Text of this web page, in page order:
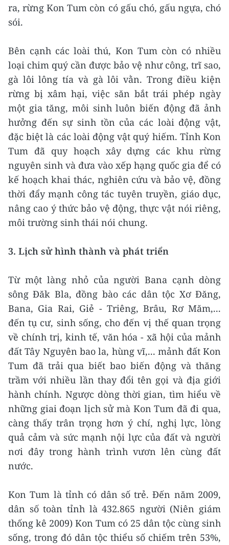
ra, rừng Kon Tum còn có gấu chó, gấu ngựa, chó
sói.
Bên cạnh các loài thú, Kon Tum còn có nhiều
loại chim quý cần được bảo vệ như công, trĩ sao,
gà lôi lông tía và gà lôi vằn. Trong điều kiện
rừng bị xâm hại, việc săn bắt trái phép ngày
một gia tăng, môi sinh luôn biến động đã ảnh
hưởng đến sự sinh tồn của các loài động vật,
đặc biệt là các loài động vật quý hiếm. Tỉnh Kon
Tum đã quy hoạch xây dựng các khu rừng
nguyên sinh và đưa vào xếp hạng quốc gia để có
kế hoạch khai thác, nghiên cứu và bảo vệ, đồng
thời đẩy mạnh công tác tuyên truyền, giáo dục,
nâng cao ý thức bảo vệ động, thực vật nói riêng,
môi trường sinh thái nói chung.
3. Lịch sử hình thành và phát triển
Từ một làng nhỏ của người Bana cạnh dòng
sông Đăk Bla, đồng bào các dân tộc Xơ Đăng,
Bana, Gia Rai, Giẻ - Triêng, Brâu, Rơ Măm,...
đến tụ cư, sinh sống, cho đến vị thế quan trọng
về chính trị, kinh tế, văn hóa - xã hội của mảnh
đất Tây Nguyên bao la, hùng vĩ,... mảnh đất Kon
Tum đã trải qua biết bao biến động và thăng
trầm với nhiều lần thay đổi tên gọi và địa giới
hành chính. Ngược dòng thời gian, tìm hiểu về
những giai đoạn lịch sử mà Kon Tum đã đi qua,
càng thấy trân trọng hơn ý chí, nghị lực, lòng
quả cảm và sức mạnh nội lực của đất và người
nơi đây trong hành trình vươn lên cùng đất
nước.
Kon Tum là tỉnh có dân số trẻ. Đến năm 2009,
dân số toàn tỉnh là 432.865 người (Niên giám
thống kê 2009) Kon Tum có 25 dân tộc cùng sinh
sống, trong đó dân tộc thiểu số chiếm trên 53%,